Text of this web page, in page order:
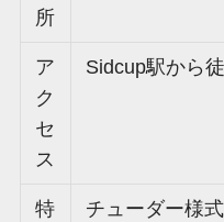
所
ア
ク
セ
ス
Sidcup駅から
特
チューダー様